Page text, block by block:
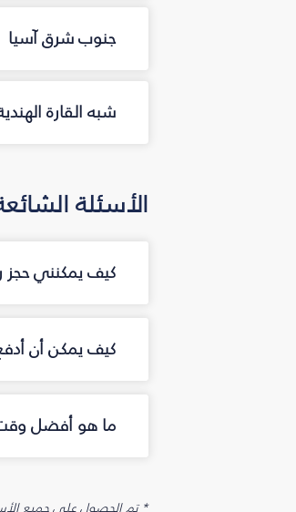
جنوب شرق آسيا
شبه القارة
الأسئلة
كيف يمكنني حجز
كيف يمكن أن
ما هو أفضل وقت
* تم الحصول على جميع الأسعار المعروضة خلال آخر 48 ساعة قد لا تكون